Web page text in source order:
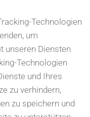
Technologien
um
unseren Diensten
Technologien
und Ihres
zu verhindern,
zu speichern und